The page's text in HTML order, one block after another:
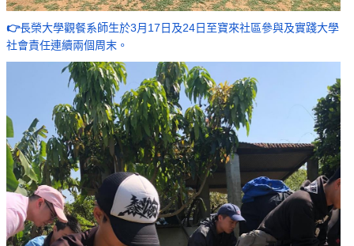
👉長榮大學觀餐系師生於3月17日及24日至寶來社區參與及實踐大學
社會責任連續兩個周末。